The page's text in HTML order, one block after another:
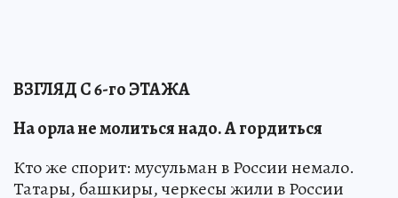
ВЗГЛЯД С 6-го ЭТАЖА
На орла не молиться надо. А гордиться
Кто же спорит: мусульман в России немало.
Татары, башкиры, черкесы жили в России